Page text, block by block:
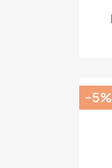
−5%